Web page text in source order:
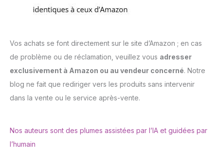
Vos achats se font directement sur le site d’Amazon ; en cas
de problème ou de réclamation, veuillez vous adresser
exclusivement à Amazon ou au vendeur concerné. Notre
blog ne fait que rediriger vers les produits sans intervenir
dans la vente ou le service après-vente.
Nos auteurs sont des plumes assistées par l’IA et guidées par
l’humain